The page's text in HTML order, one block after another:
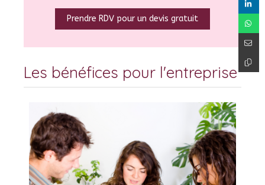
Prendre RDV pour un devis gratuit
Les bénéfices pour l'entreprise